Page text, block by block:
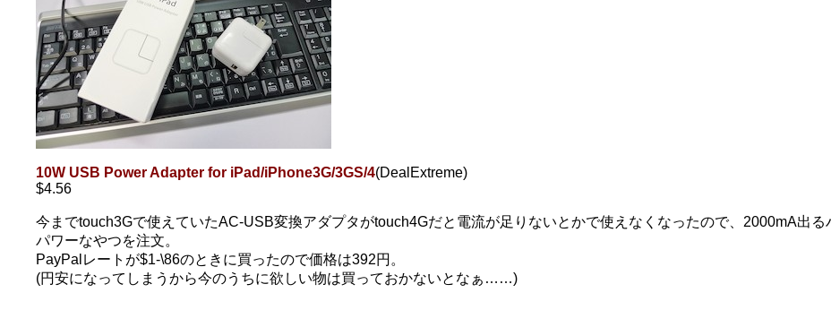
10W USB Power Adapter for iPad/iPhone3G/3GS/4(DealExtreme)
$4.56
今までtouch3Gで使えていたAC-USB変換アダプタがtouch4Gだと電流が足りないとかで使えなくなったので、2000mA出る
パワーなやつを注文。
PayPalレートが$1-\86のときに買ったので価格は392円。
(円安になってしまうから今のうちに欲しい物は買っておかないとなぁ……)